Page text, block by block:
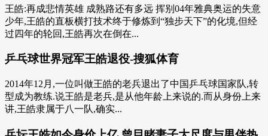
王皓:再成悲情英雄 成熟路还有多远 挥别04年雅典奥运的失意
少年,王皓的直板横打技术终于修炼到“独步天下”的化境,但经
过四年的轮回,王皓再次在倒在...
乒乓球世界冠军王皓退役-搜狐体育
2014年12月,一位叫做王皓的老兵退出了中国乒乓球国家队,转
型成为教练.说王皓是老兵,是从他年龄上来说的.而从身份上来
讲,王皓隶属于八一队,确实...